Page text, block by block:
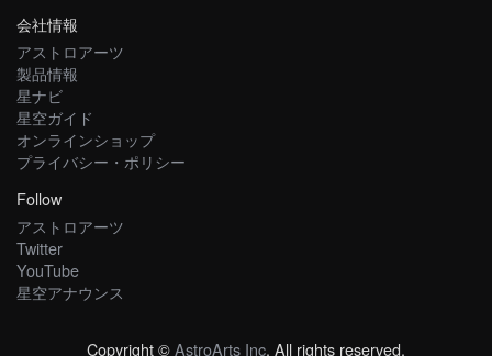
会社情報
アストロアーツ
製品情報
星ナビ
星空ガイド
オンラインショップ
プライバシー・ポリシー
Follow
アストロアーツ
Twitter
YouTube
星空アナウンス
Copyright ©AstroArts Inc. All rights reserved.